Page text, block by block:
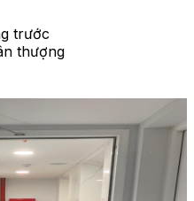
trước
thượng